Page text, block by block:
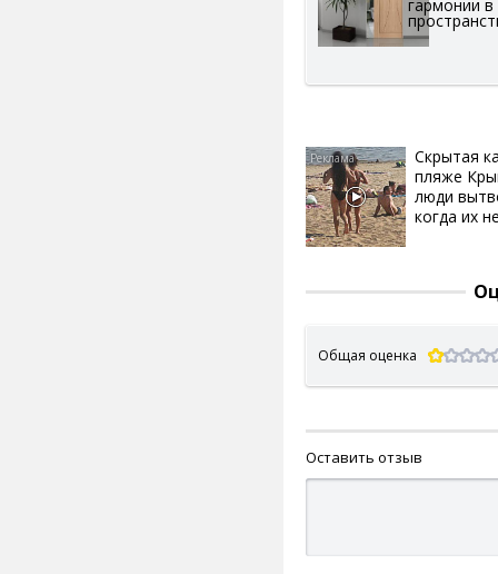
гармонии в
Скрытая
пляже
люди
когда их
Общая оценка
Оставить отзыв